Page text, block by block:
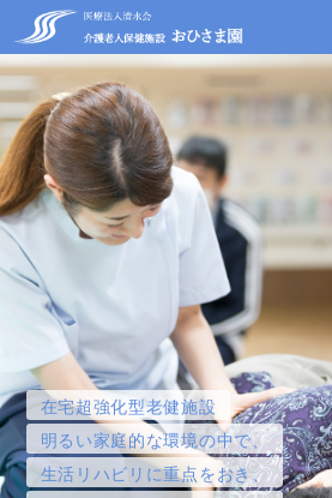
在宅超強化型老健施設
明るい家庭的な環境の中で、
生活リハビリに重点をおき、